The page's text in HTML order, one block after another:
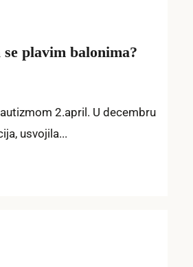
plavim balonima?
2.april. U decembru
usvojila...